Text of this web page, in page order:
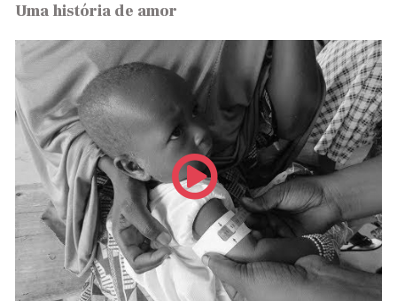
Uma história de amor